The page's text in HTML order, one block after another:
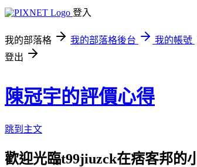
登入
我的部落格 我的部落格後台
我的帳號
登出
陳冠宇的評價心得
跳到主文
歡迎光臨t99jiuzck在痞客邦的